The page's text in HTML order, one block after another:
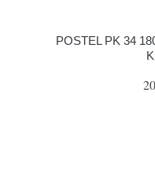
POSTEL PK 34